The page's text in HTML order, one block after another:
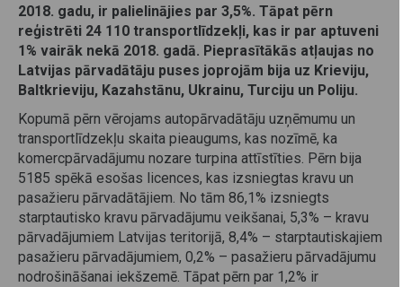
2018. gadu, ir palielinājies par 3,5%. Tāpat pērn
reģistrēti 24 110 transportlīdzekļi, kas ir par aptuveni
1% vairāk nekā 2018. gadā. Pieprasītākās atļaujas no
Latvijas pārvadātāju puses joprojām bija uz Krieviju,
Baltkrieviju, Kazahstānu, Ukrainu, Turciju un Poliju.
Kopumā pērn vērojams autopārvadātāju uzņēmumu un
transportlīdzekļu skaita pieaugums, kas nozīmē, ka
komercpārvadājumu nozare turpina attīstīties. Pērn bija
5185 spēkā esošas licences, kas izsniegtas kravu un
pasažieru pārvadātājiem. No tām 86,1% izsniegts
starptautisko kravu pārvadājumu veikšanai, 5,3% – kravu
pārvadājumiem Latvijas teritorijā, 8,4% – starptautiskajiem
pasažieru pārvadājumiem, 0,2% – pasažieru pārvadājumu
nodrošināšanai iekšzemē. Tāpat pērn par 1,2% ir